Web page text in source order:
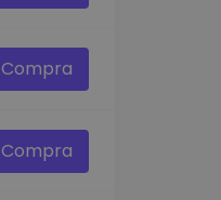
Compra
Compra